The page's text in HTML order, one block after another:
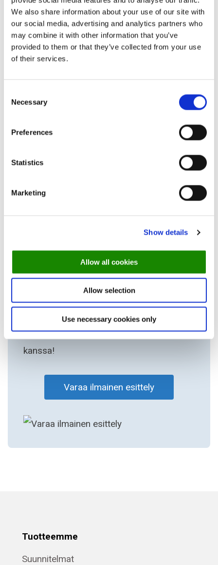
We also share information about your use of our site with
our social media, advertising and analytics partners who
may combine it with other information that you’ve
provided to them or that they’ve collected from your use
of their services.
Selection
Necessary
Preferences
Statistics
Marketing
Show details
Allow all cookies
Allow selection
Use necessary cookies only
Tuo tilaajia muista
uutiskirjejärjestelmistä
Onko sinulla jo tilaajia toisessa
uutiskirjejärjestelmässä? Voimme auttaa sinua
asiakkaasi olisivat yhdessä järjestelmässä!
Uutiskirjejärjestelmämme voidaan lisätä mihin
tahansa pakettiimme. Hinnat perustuvat kiinteään
kuukausihintaan riippuen siitä, kuinka monta
Haluatko opastetun
kierroksen yhden Euroopan
varausjärjestelmien kautta?
Varaa tapaaminen asiantuntijamme
kanssa!
Varaa ilmainen esittely
Tuotteemme
Suunnitelmat